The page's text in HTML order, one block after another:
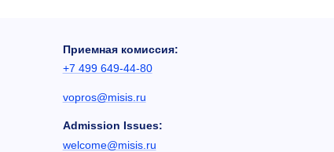
Приемная комиссия:
+7 499 649-44-80
vopros@misis.ru
Admission Issues:
welcome@misis.ru